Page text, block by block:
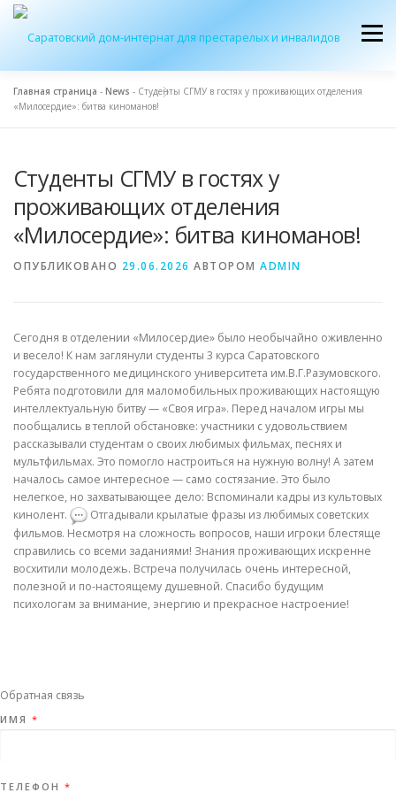
Перейти
содержимому
Меню
ОБ УЧРЕЖДЕНИИ
ЖУРНАЛ “ДОМ” КОНТАКТЫ
Главная страница - News - Студенты СГМУ в гостях у проживающих отделения
«Милосердие»: битва киноманов!
Студенты СГМУ в гостях у
проживающих отделения
«Милосердие»: битва киноманов!
ОПУБЛИКОВАНО 29.06.2026 АВТОРОМ ADMIN
Сегодня в отделении «Милосердие» было необычайно оживленно
и весело! К нам заглянули студенты 3 курса Саратовского
государственного медицинского университета им.В.Г.Разумовского.
Ребята подготовили для маломобильных проживающих настоящую
интеллектуальную битву — «Своя игра». Перед началом игры мы
пообщались в теплой обстановке: участники с удовольствием
рассказывали студентам о своих любимых фильмах, песнях и
мультфильмах. Это помогло настроиться на нужную волну! А затем
началось самое интересное — само состязание. Это было
нелегкое, но захватывающее дело: Вспоминали кадры из культовых
кинолент.
Отгадывали крылатые фразы из любимых советских
фильмов. Несмотря на сложность вопросов, наши игроки блестяще
справились со всеми заданиями! Знания проживающих искренне
восхитили молодежь. Встреча получилась очень интересной,
полезной и по-настоящему душевной. Спасибо будущим
психологам за внимание, энергию и прекрасное настроение!
Обратная связь
ИМЯ *
ТЕЛЕФОН *